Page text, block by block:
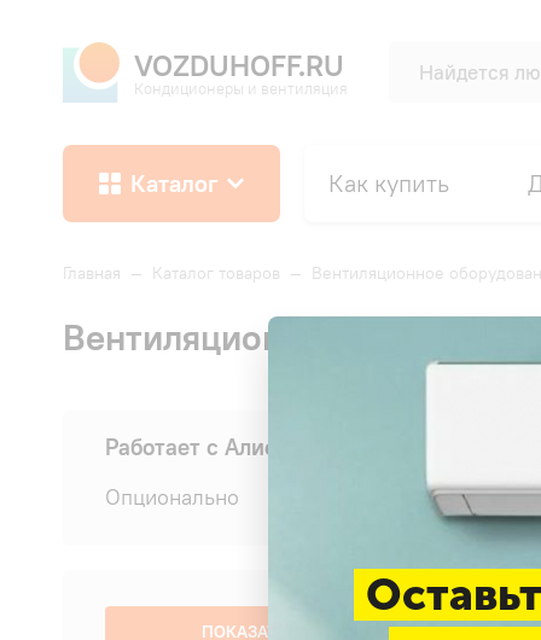
VOZDUHOFF.RU
Кондиционеры и вентиляция
Каталог Как купить
Главная — Каталог товаров — Вентиляционное
Вентиляционные установки
Работает с Алисой
Опционально